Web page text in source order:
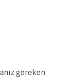
gereken